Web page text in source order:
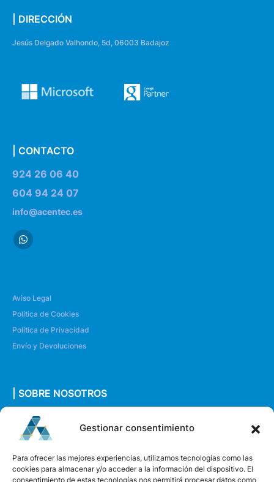
Gestionar consentimiento
Para ofrecer las mejores experiencias, utilizamos tecnologías como las
cookies para almacenar y/o acceder a la información del dispositivo. El
consentimiento de estas tecnologías nos permitirá procesar datos como
| DIRECCIÓN
Jesús Delgado Valhondo, 5d, 06003 Badajoz
| CONTACTO
924 26 06 40
604 94 24 07
info@acentec.es
Aviso Legal
Política de Cookies
Política de Privacidad
Envío y Devoluciones
| SOBRE NOSOTROS
Quiénes somos
Envíanos un mensaje